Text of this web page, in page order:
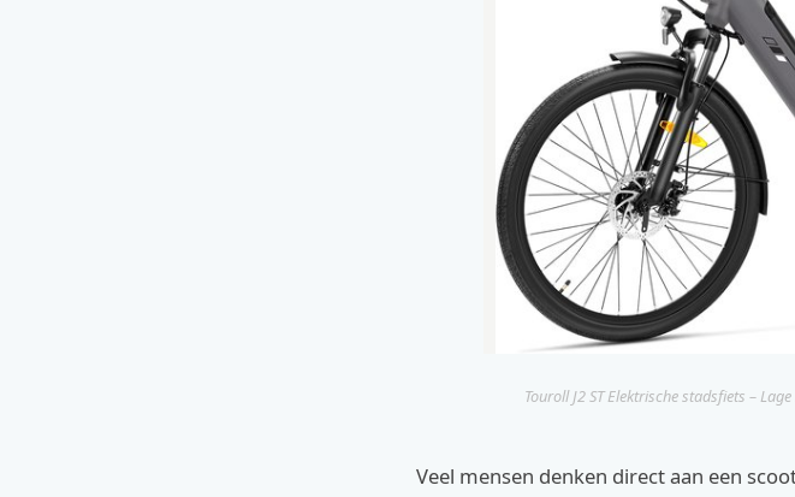
Touroll J2 ST Elektrische stadsfiets –
Veel mensen denken direct aan een